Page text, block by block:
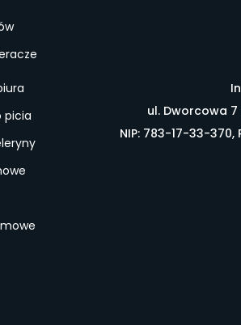
picia
ul. Dworcowa
NIP: 783-17-33-370,